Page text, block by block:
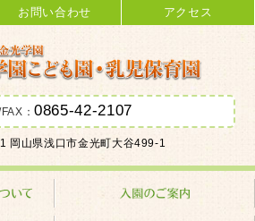
園･乳児保育園 学校
お問い合わせ アクセス
：0865-42-2107
岡山県浅口市金光町大谷499-1